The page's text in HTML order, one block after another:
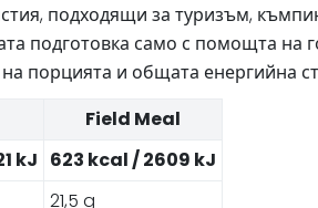
подходящи за туризъм,
подготовка само с помощта
порцията и общата енергийна
Field Meal
kJ 623 kcal / 2609 kJ
21,5 g